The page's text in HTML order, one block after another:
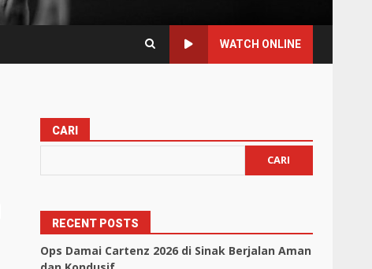
WATCH ONLINE
CARI
CARI
RECENT POSTS
Ops Damai Cartenz 2026 di Sinak Berjalan Aman